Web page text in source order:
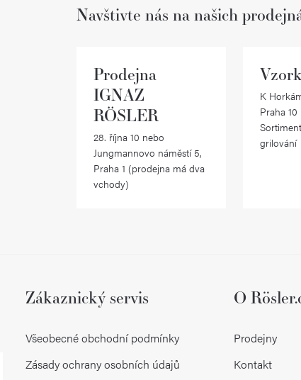
Navštivte nás na našich
Prodejna
IGNAZ
RÖSLER
28. října 10 nebo
Jungmannovo náměstí 5,
Praha 1 (prodejna má dva
vchody)
K
Praha 10
grilování
Zákaznický servis
Všeobecné obchodní podmínky
Zásady ochrany osobních údajů
O
Prodejny
Kontakt